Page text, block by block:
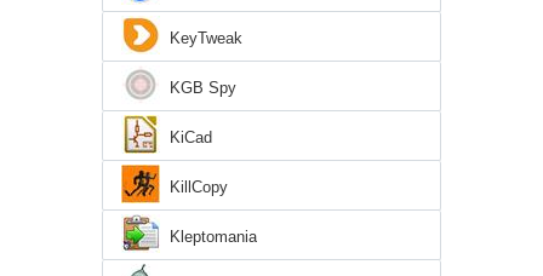
KeyTweak
KGB Spy
KiCad
KillCopy
Kleptomania